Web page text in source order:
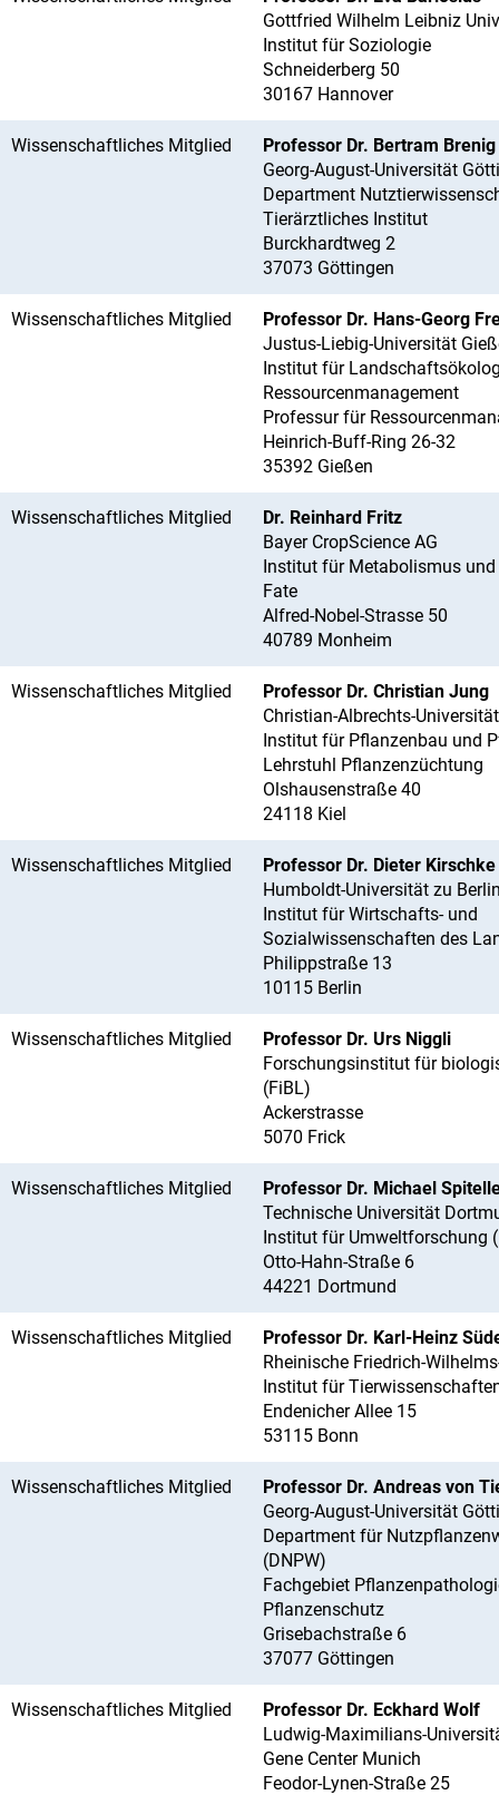
Gottfried Wilhelm Leibniz
Institut für Soziologie
Schneiderberg 50
30167 Hannover
Wissenschaftliches Mitglied
Professor Dr. Bertram Brenig
Georg-August-Universität
Department
Tierärztliches Institut
Burckhardtweg 2
37073 Göttingen
Wissenschaftliches Mitglied
Professor Dr. Hans-Georg
Justus-Liebig-Universität
Institut für
Ressourcenmanagement
Professur für
Heinrich-Buff-Ring 26-32
35392 Gießen
Wissenschaftliches Mitglied
Dr. Reinhard Fritz
Bayer CropScience AG
Institut für Metabolismus
Fate
Alfred-Nobel-Strasse 50
40789 Monheim
Wissenschaftliches Mitglied
Professor Dr. Christian Jung
Christian-Albrechts-
Institut für Pflanzenbau und
Lehrstuhl Pflanzenzüchtung
Olshausenstraße 40
24118 Kiel
Wissenschaftliches Mitglied
Professor Dr. Dieter Kirschke
Humboldt-Universität zu
Institut für Wirtschafts- und
Sozialwissenschaften des
Philippstraße 13
10115 Berlin
Wissenschaftliches Mitglied
Professor Dr. Urs Niggli
Forschungsinstitut für
(FiBL)
Ackerstrasse
5070 Frick
Wissenschaftliches Mitglied
Professor Dr. Michael
Technische Universität
Institut für Umweltforschung
Otto-Hahn-Straße 6
44221 Dortmund
Wissenschaftliches Mitglied
Professor Dr. Karl-Heinz
Rheinische Friedrich-
Institut für
Endenicher Allee 15
53115 Bonn
Wissenschaftliches Mitglied
Professor Dr. Andreas von
Georg-August-Universität
Department für
(DNPW)
Fachgebiet
Pflanzenschutz
Grisebachstraße 6
37077 Göttingen
Wissenschaftliches Mitglied
Professor Dr. Eckhard Wolf
Ludwig-Maximilians-
Gene Center Munich
Feodor-Lynen-Straße 25